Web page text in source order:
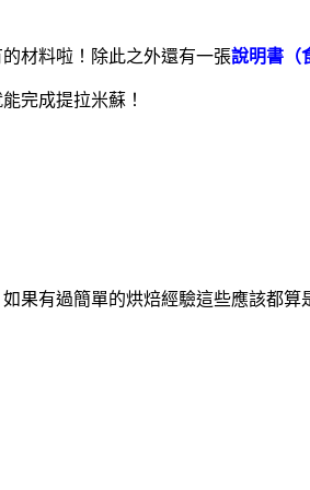
材料啦！除此之外還有一張說明書（
完成提拉米蘇！
果有過簡單的烘焙經驗這些應該都算